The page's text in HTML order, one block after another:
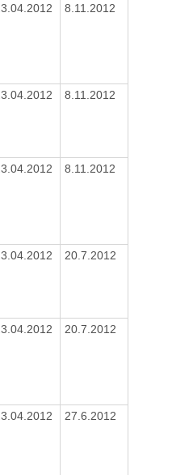
8.11.2012
8.11.2012
8.11.2012
20.7.2012
20.7.2012
27.6.2012